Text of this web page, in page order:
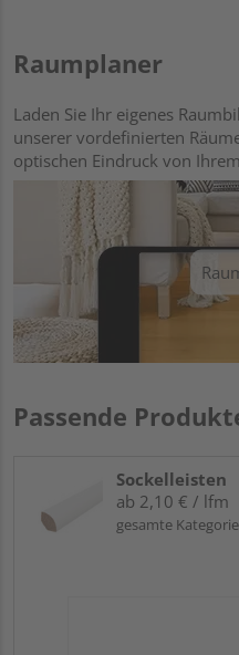
Raumplaner
Laden Sie Ihr eigenes
unserer vordefinierten
optischen Eindruck von
Passende
Sockelleisten
ab 2,10 € / lfm
gesamte